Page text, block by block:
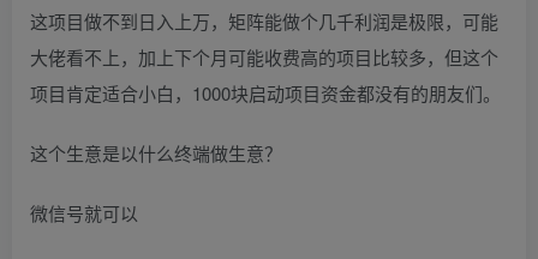
这项目做不到日入上万，矩阵能做个几千利润是极限，可能
大佬看不上，加上下个月可能收费高的项目比较多，但这个
项目肯定适合小白，1000块启动项目资金都没有的朋友们。
这个生意是以什么终端做生意？
微信号就可以